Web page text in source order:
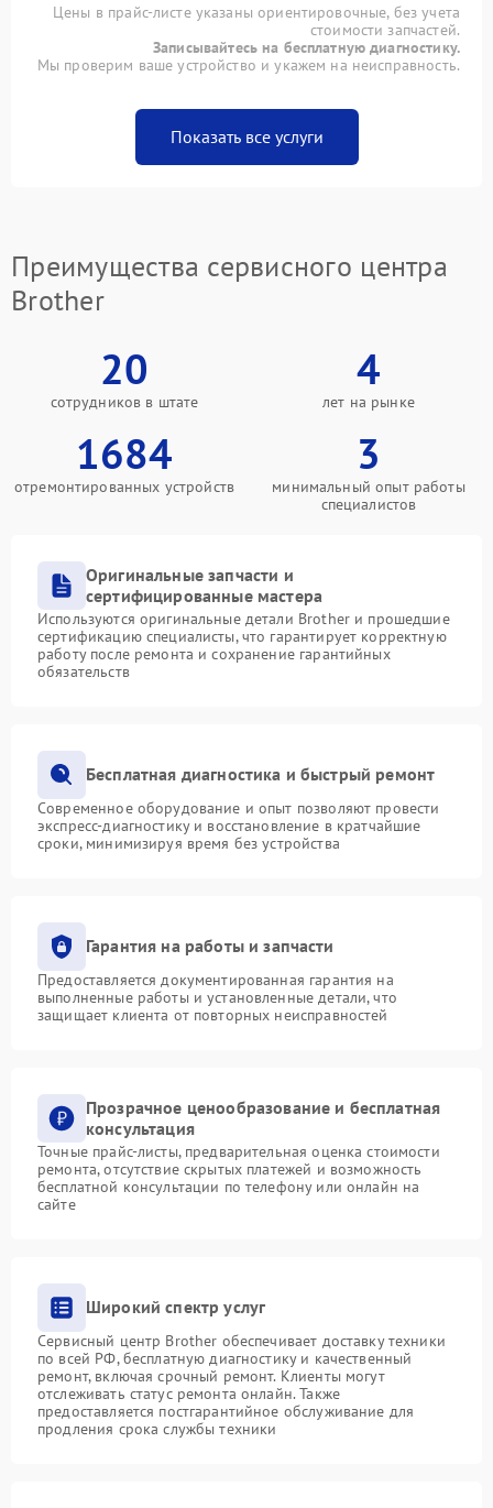
Цены в прайс-листе указаны ориентировочные, без учета
стоимости запчастей.
Записывайтесь на бесплатную диагностику.
Мы проверим ваше устройство и укажем на неисправность.
Показать все услуги
Преимущества сервисного центра
Brother
20
сотрудников в штате
4
лет на рынке
1684
отремонтированных устройств
3
минимальный опыт работы
специалистов
Оригинальные запчасти и
сертифицированные мастера
Используются оригинальные детали Brother и прошедшие
сертификацию специалисты, что гарантирует корректную
работу после ремонта и сохранение гарантийных
обязательств
Бесплатная диагностика и быстрый ремонт
Современное оборудование и опыт позволяют провести
экспресс-диагностику и восстановление в кратчайшие
сроки, минимизируя время без устройства
Гарантия на работы и запчасти
Предоставляется документированная гарантия на
выполненные работы и установленные детали, что
защищает клиента от повторных неисправностей
Прозрачное ценообразование и бесплатная
консультация
Точные прайс-листы, предварительная оценка стоимости
ремонта, отсутствие скрытых платежей и возможность
бесплатной консультации по телефону или онлайн на
сайте
Широкий спектр услуг
Сервисный центр Brother обеспечивает доставку техники
по всей РФ, бесплатную диагностику и качественный
ремонт, включая срочный ремонт. Клиенты могут
отслеживать статус ремонта онлайн. Также
предоставляется постгарантийное обслуживание для
продления срока службы техники